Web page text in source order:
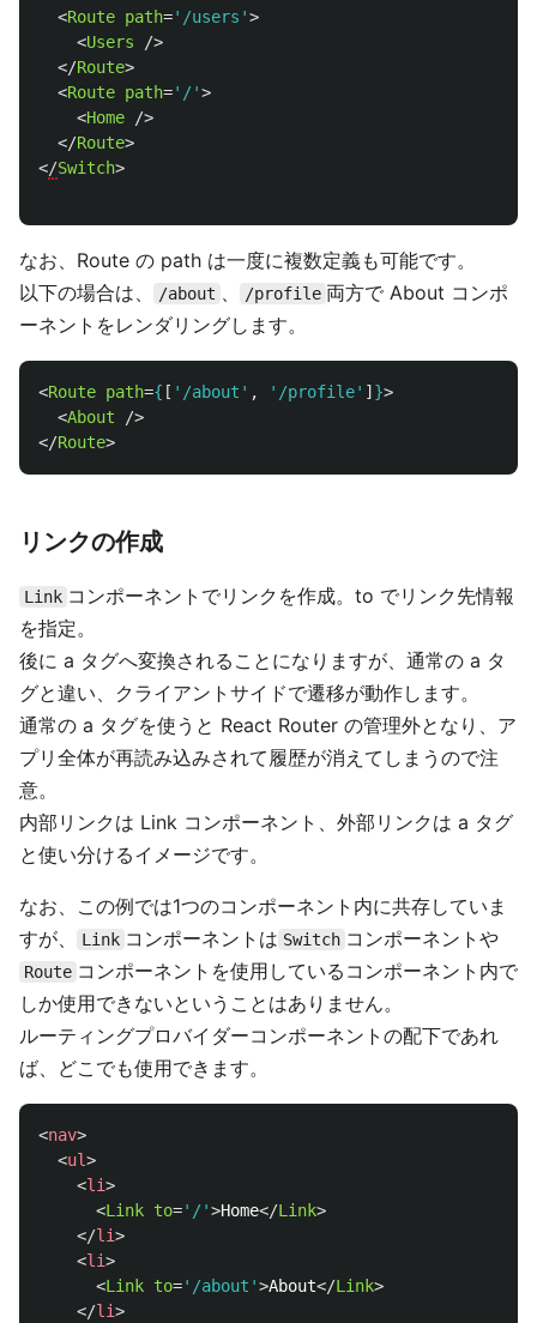
<Route path='/users'>
<Users
/>
</Route>
<Route path='/'>
<Home />
</Route>
</Switch>
なお、Route の path は一度に複数定義も可能です。
以下の場合は、
/about 、 /profile 両方で About コンポ
ーネントをレンダリングします。
<Route path={ [ ' /about ' , ' /profile' ] }>
<About
/>
</Route>
リンクの作成
Link コンポーネントでリンクを作成。to でリンク先情報
を指定。
後に a タグへ変換されることになりますが、通常の a タ
グと違い、クライアントサイドで遷移が動作します。
通常の a タグを使うと React Router の管理外となり、ア
プリ全体が再読み込みされて履歴が消えてしまうので注
意。
内部リンクは Link コンポーネント、外部リンクは a タグ
と使い分けるイメージです。
なお、この例では1つのコンポーネント内に共存していま
すが、
Link コンポーネントは Switch コンポーネントや
Route コンポーネントを使用しているコンポーネント内で
しか使用できないということはありません。
ルーティングプロバイダーコンポーネントの配下であれ
ば、どこでも使用できます。
<nav>
<ul>
<li>
<Link to='/'>Home</Link>
</li>
<li>
<Link to='/about'>About</Link>
</li>